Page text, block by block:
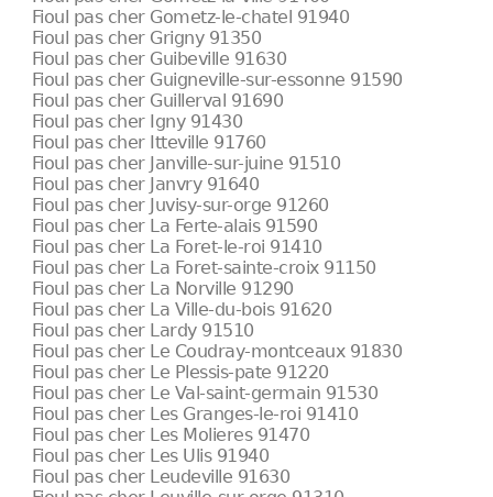
Fioul pas cher Gometz-le-chatel 91940
Fioul pas cher Grigny 91350
Fioul pas cher Guibeville 91630
Fioul pas cher Guigneville-sur-essonne 91590
Fioul pas cher Guillerval 91690
Fioul pas cher Igny 91430
Fioul pas cher Itteville 91760
Fioul pas cher Janville-sur-juine 91510
Fioul pas cher Janvry 91640
Fioul pas cher Juvisy-sur-orge 91260
Fioul pas cher La Ferte-alais 91590
Fioul pas cher La Foret-le-roi 91410
Fioul pas cher La Foret-sainte-croix 91150
Fioul pas cher La Norville 91290
Fioul pas cher La Ville-du-bois 91620
Fioul pas cher Lardy 91510
Fioul pas cher Le Coudray-montceaux 91830
Fioul pas cher Le Plessis-pate 91220
Fioul pas cher Le Val-saint-germain 91530
Fioul pas cher Les Granges-le-roi 91410
Fioul pas cher Les Molieres 91470
Fioul pas cher Les Ulis 91940
Fioul pas cher Leudeville 91630